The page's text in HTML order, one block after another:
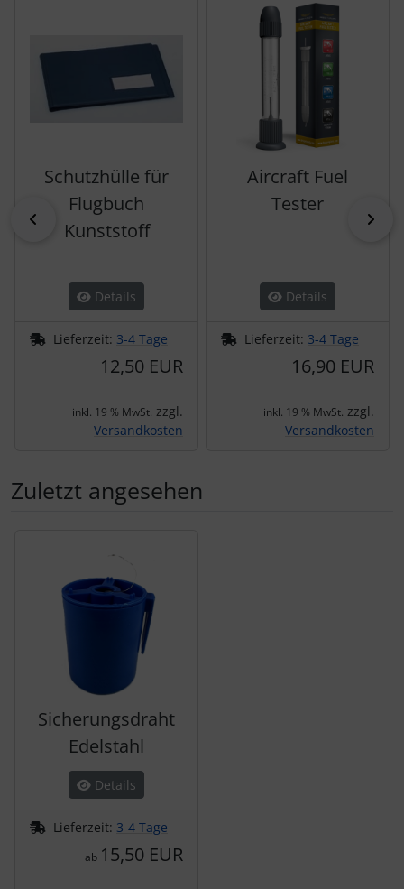
Schutzhülle für
Flugbuch
Kunststoff
Details
Lieferzeit: 3-4 Tage
12,50 EUR
inkl. 19 % MwSt. zzgl.
Versandkosten
Aircraft Fuel
Tester
Details
Lieferzeit: 3-4 Tage
16,90 EUR
inkl. 19 % MwSt. zzgl.
Versandkosten
Zuletzt angesehen
Sicherungsdraht
Edelstahl
Details
Lieferzeit: 3-4 Tage
ab 15,50 EUR